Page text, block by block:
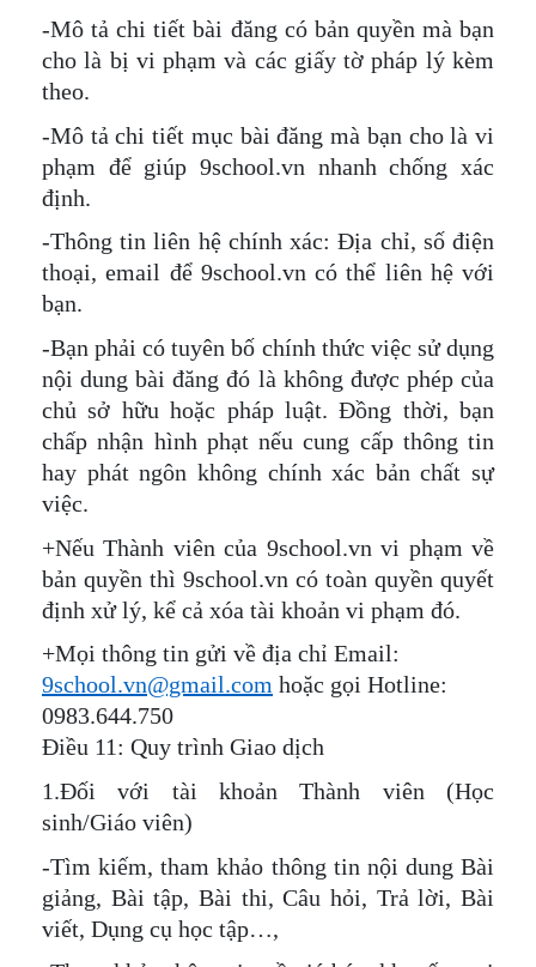
-Mô tả chi tiết bài đăng có bản quyền mà bạn
cho là bị vi phạm và các giấy tờ pháp lý kèm
theo.
-Mô tả chi tiết mục bài đăng mà bạn cho là vi
phạm để giúp 9school.vn nhanh chống xác
định.
-Thông tin liên hệ chính xác: Địa chỉ, số điện
thoại, email để 9school.vn có thể liên hệ với
bạn.
-Bạn phải có tuyên bố chính thức việc sử dụng
nội dung bài đăng đó là không được phép của
chủ sở hữu hoặc pháp luật. Đồng thời, bạn
chấp nhận hình phạt nếu cung cấp thông tin
hay phát ngôn không chính xác bản chất sự
việc.
+Nếu Thành viên của 9school.vn vi phạm về
bản quyền thì 9school.vn có toàn quyền quyết
định xử lý, kể cả xóa tài khoản vi phạm đó.
+Mọi thông tin gửi về địa chỉ Email:
9school.vn@gmail.com hoặc gọi Hotline:
0983.644.750
Điều 11: Quy trình Giao dịch
1.Đối với tài khoản Thành viên (Học
sinh/Giáo viên)
-Tìm kiếm, tham khảo thông tin nội dung Bài
giảng, Bài tập, Bài thi, Câu hỏi, Trả lời, Bài
viết, Dụng cụ học tập…,